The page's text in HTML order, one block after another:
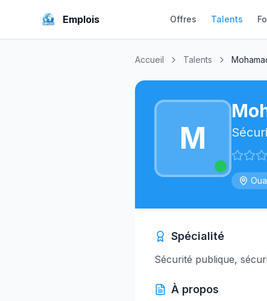
Emplois Offres Talents
Accueil Talents
M
Spécialité
Sécurité publique,
À propos